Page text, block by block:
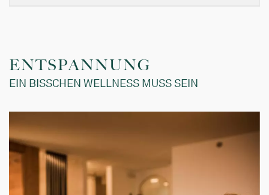
ENTSPANNUNG
EIN BISSCHEN WELLNESS MUSS SEIN